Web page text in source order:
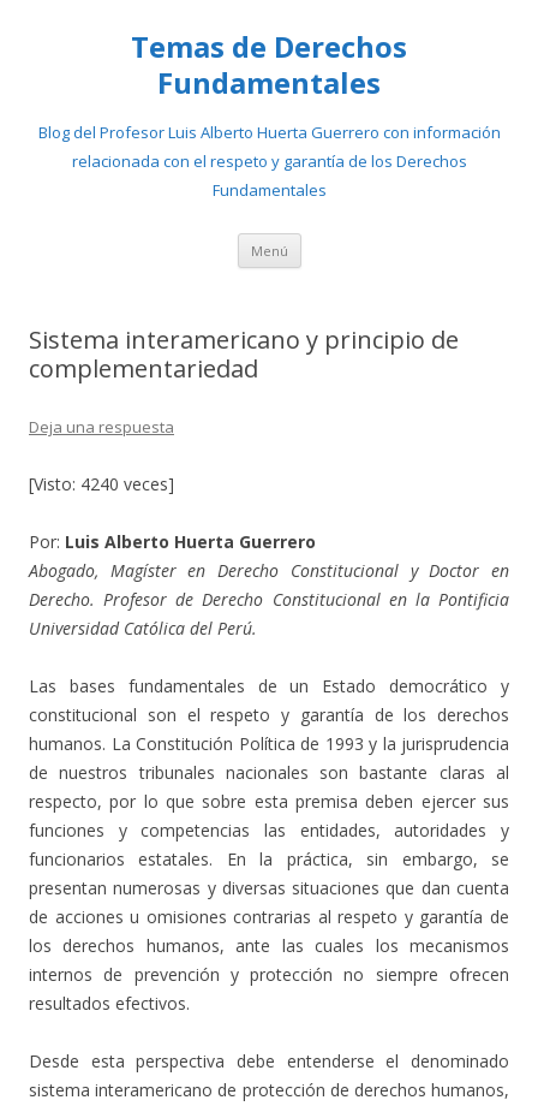
Temas de Derechos
Fundamentales
Blog del Profesor Luis Alberto Huerta Guerrero con información
relacionada con el respeto y garantía de los Derechos
Fundamentales
Menú Ir
contenido
Sistema interamericano y principio de
complementariedad
Deja una respuesta
[Visto: 4240 veces]
Por: Luis Alberto Huerta Guerrero
Abogado, Magíster en Derecho Constitucional y Doctor en
Derecho. Profesor de Derecho Constitucional en la Pontificia
Universidad Católica del Perú.
Las bases fundamentales de un Estado democrático y
constitucional son el respeto y garantía de los derechos
humanos. La Constitución Política de 1993 y la jurisprudencia
de nuestros tribunales nacionales son bastante claras al
respecto, por lo que sobre esta premisa deben ejercer sus
funciones y competencias las entidades, autoridades y
funcionarios estatales. En la práctica, sin embargo, se
presentan numerosas y diversas situaciones que dan cuenta
de acciones u omisiones contrarias al respeto y garantía de
los derechos humanos, ante las cuales los mecanismos
internos de prevención y protección no siempre ofrecen
resultados efectivos.
Desde esta perspectiva debe entenderse el denominado
sistema interamericano de protección de derechos humanos,